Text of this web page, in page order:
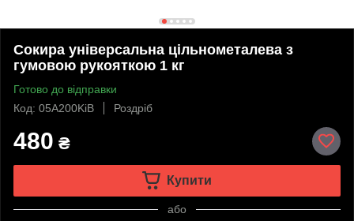
Сокира універсальна цільнометалева з
гумовою рукояткою 1 кг
Готово до відправки
Код: 05A200KiB
Роздріб
480 ₴
Купити
або